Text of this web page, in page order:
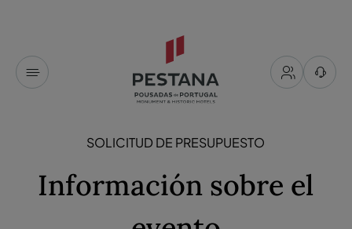
SOLICITUD DE PRESUPUESTO
Información sobre el